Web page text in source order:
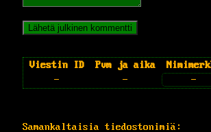
Viestin ID Pvm ja aika
-
- -
Samankaltaisia tiedostonimiä: